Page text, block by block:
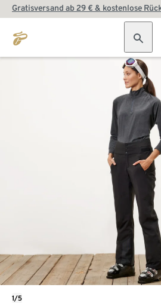
Gratisversand ab 29 € & kostenlose
1/5